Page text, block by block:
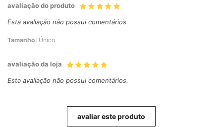
avaliação do produto
Esta avaliação não possui comentários.
Tamanho: Único
avaliação da loja
Esta avaliação não possui comentários.
avaliar este produto